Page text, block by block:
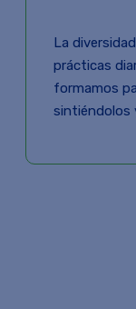
La
prácticas
formamos
sintiéndolos